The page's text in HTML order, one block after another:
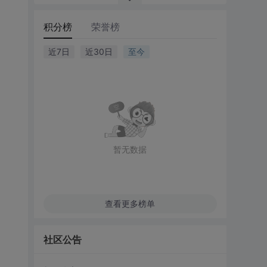
积分榜 荣誉榜
近7日 近30日 至今
暂无数据
查看更多榜单
社区公告